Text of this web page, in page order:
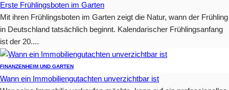
Erste Frühlingsboten im Garten
Mit ihren Frühlingsboten im Garten zeigt die Natur, wann der Frühling
in Deutschland tatsächlich beginnt. Kalendarischer Frühlingsanfang
ist der 20....
FINANZEN HEIM UND GARTEN
Wann ein Immobiliengutachten unverzichtbar ist